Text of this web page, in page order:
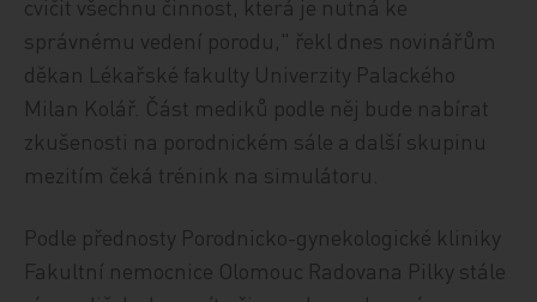
cvičit všechnu činnost, která je nutná ke
správnému vedení porodu," řekl dnes novinářům
děkan Lékařské fakulty Univerzity Palackého
Milan Kolář. Část mediků podle něj bude nabírat
zkušenosti na porodnickém sále a další skupinu
mezitím čeká trénink na simulátoru.
Podle přednosty Porodnicko-gynekologické kliniky
Fakultní nemocnice Olomouc Radovana Pilky stále